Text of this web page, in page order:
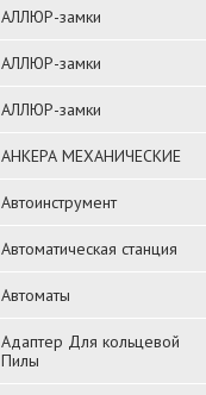
АЛЛЮР-замки
АЛЛЮР-замки
АЛЛЮР-замки
АНКЕРА МЕХАНИЧЕСКИЕ
Автоинструмент
Автоматическая станция
Автоматы
Адаптер Для кольцевой
Пилы